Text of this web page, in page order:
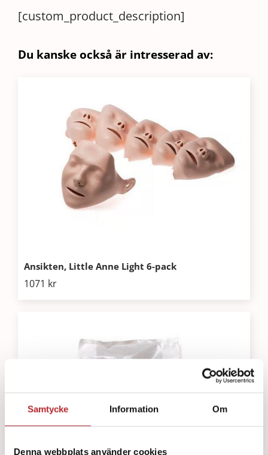
Samtycke Information Om
Denna webbplats använder cookies
mängd
[custom_product_description]
Du kanske också är intresserad av:
Ansikten, Little Anne Light 6-pack
1071 kr